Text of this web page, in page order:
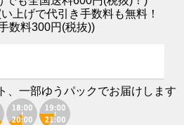
上げで代引き手数料も無料！
数料300円(税抜))
、一部ゆうパックでお届けします